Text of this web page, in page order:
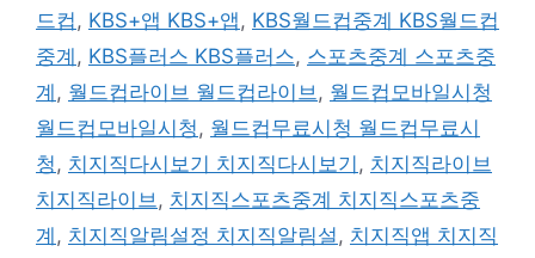
드컵, KBS+앱 KBS+앱, KBS월드컵중계 KBS월드컵
중계 , KBS플러스 KBS플러스, 스포츠중계 스포츠중
계 , 월드컵라이브 월드컵라이브, 월드컵모바일시청
월드컵모바일시청, 월드컵무료시청 월드컵무료시
청, 치지직다시보기 치지직다시보기 , 치지직라이브
치지직라이브, 치지직스포츠중계 치지직스포츠중
계 , 치지직알림설정 치지직알림설 , 치지직앱 치지직